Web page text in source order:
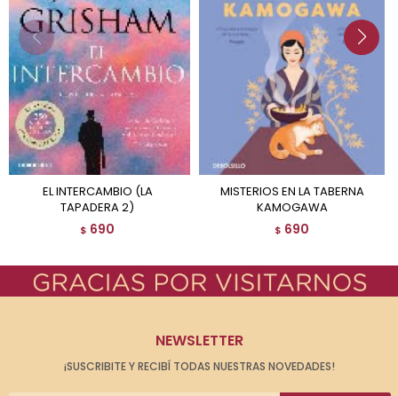
EL INTERCAMBIO (LA
TAPADERA 2)
$ 690
MISTERIOS EN LA TABERNA
KAMOGAWA
$ 690
NEWSLETTER
¡SUSCRIBITE Y RECIBÍ TODAS NUESTRAS NOVEDADES!